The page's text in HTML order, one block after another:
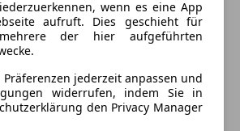
wenn es eine App
aufruft. Dies geschieht für
der hier aufgeführten
jederzeit anpassen und
widerrufen, indem Sie in
den Privacy Manager